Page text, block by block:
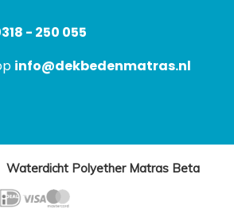
- 250 055
info@dekbedenmatras.nl
Waterdicht Polyether Matras Beta